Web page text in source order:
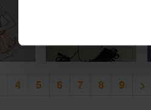
4 5 6 7 8 9 >